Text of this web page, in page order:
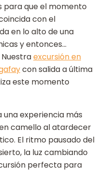
que el momento
con el
en lo alto de una
y entonces...
excursión en
con salida a última
este momento
una experiencia más
camello al atardecer
El ritmo pausado del
la luz cambiando
perfecta para